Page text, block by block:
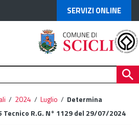
SERVIZI ONLINE
/ 2024 / Luglio / Determina
R.G. N° 1129 del 29/07/2024